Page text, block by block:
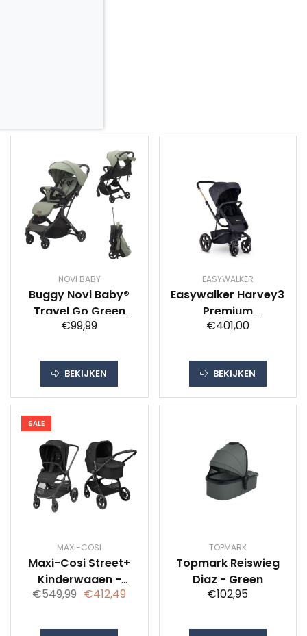
NOVI BABY
Buggy Novi Baby®
Travel Go Green
Melange
€99,99
BEKIJKEN
EASYWALKER
Easywalker Harvey3
Premium
Kinderwagen - Gold
€401,00
BEKIJKEN
SALE
MAXI-COSI
Maxi-Cosi Street+
Kinderwagen -
Essential Black
€549,99 €412,49
TOPMARK
Topmark Reiswieg
Diaz - Green
€102,95